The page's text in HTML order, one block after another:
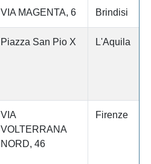
VIA MAGENTA, 6 Brindisi
Piazza San Pio X L'Aquila
VIA
VOLTERRANA
NORD, 46
Firenze